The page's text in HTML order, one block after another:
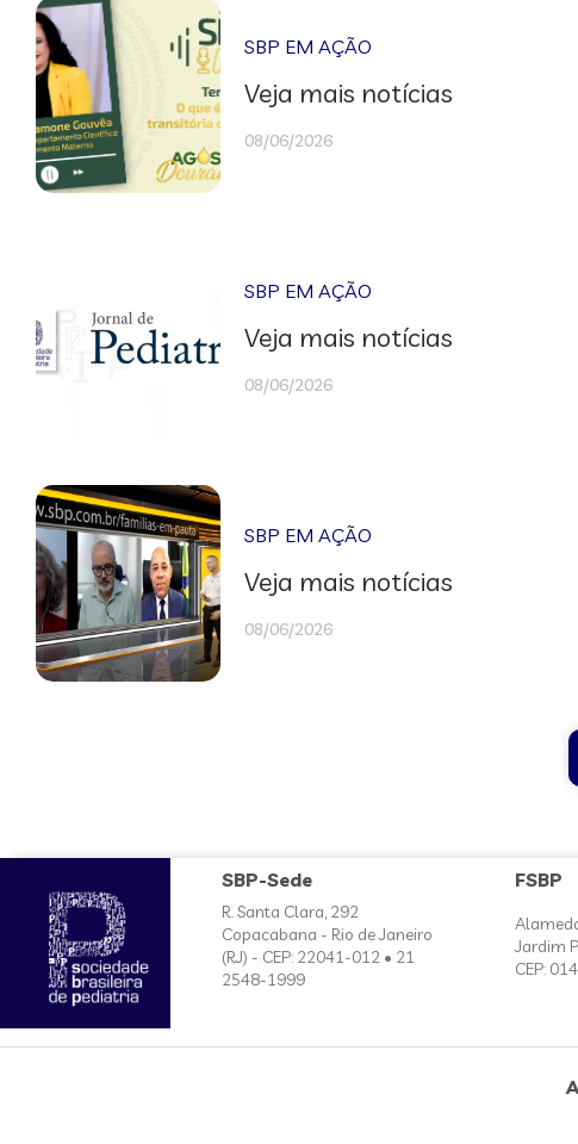
SBP EM AÇÃO
Veja mais notícias
08/06/2026
SBP EM AÇÃO
Veja mais notícias
08/06/2026
SBP EM AÇÃO
Veja mais notícias
08/06/2026
SBP-Sede
R. Santa Clara, 292
Copacabana - Rio de Janeiro
(RJ) - CEP: 22041-012 • 21
2548-1999
FSBP
Jardim
CEP: